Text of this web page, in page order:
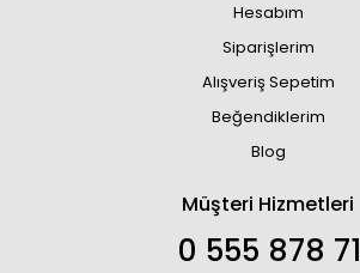
Hesabım
Siparişlerim
Alışveriş Sepetim
Beğendiklerim
Blog
Müşteri Hizmetleri
0 555 878